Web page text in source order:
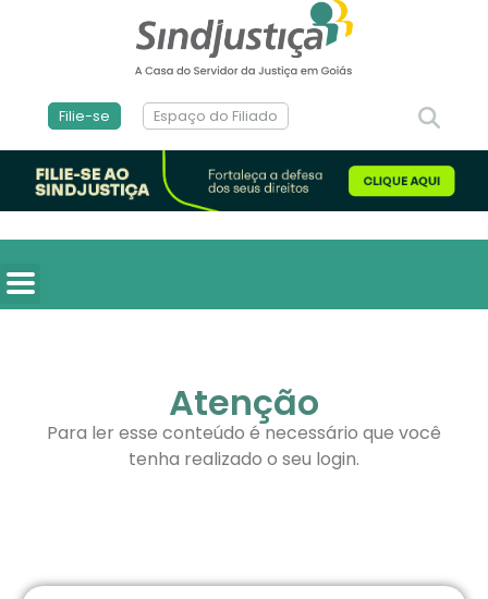
Filie-se Espaço do Filiado
Atenção
Para ler esse conteúdo é necessário que você
tenha realizado o seu login.